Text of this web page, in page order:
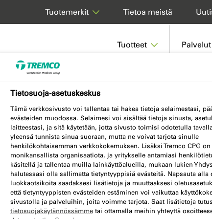
Tuotteet Palvelut
Tietoa meistä
Tuotemerkit
CPG:tä
Tietosuoja-asetuskeskus
Tämä verkkosivusto voi tallentaa tai hakea tietoja selaimestasi,
evästeiden muodossa. Selaimesi voi sisältää tietoja sinusta,
laitteestasi, ja sitä käytetään, jotta sivusto toimisi odotetulla
yleensä tunnista sinua suoraan, mutta ne voivat tarjota sinulle
henkilökohtaisemman verkkokokemuksen. Lisäksi Tremco CPG on
monikansallista organisaatiota, ja yritykselle antamiasi
käsitellä ja tallentaa muilla lainkäyttöalueilla, mukaan lukien
halutessasi olla sallimatta tietyntyyppisiä evästeitä. Napsauta alla
luokkaotsikoita saadaksesi lisätietoja ja muuttaaksesi
että tietyntyyppisten evästeiden estäminen voi vaikuttaa
sivustolla ja palveluihin, joita voimme tarjota. Saat lisätietoja
tietosuojakäytännössämmetai ottamalla meihin yhteyttä